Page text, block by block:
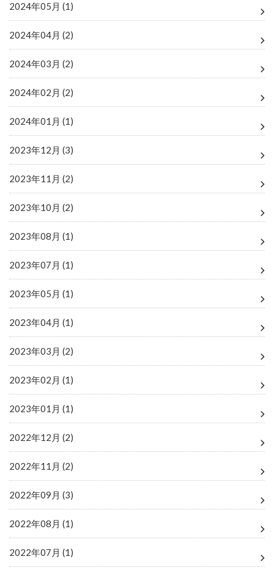
2024年05月 (1)
2024年04月 (2)
2024年03月 (2)
2024年02月 (2)
2024年01月 (1)
2023年12月 (3)
2023年11月 (2)
2023年10月 (2)
2023年08月 (1)
2023年07月 (1)
2023年05月 (1)
2023年04月 (1)
2023年03月 (2)
2023年02月 (1)
2023年01月 (1)
2022年12月 (2)
2022年11月 (2)
2022年09月 (3)
2022年08月 (1)
2022年07月 (1)